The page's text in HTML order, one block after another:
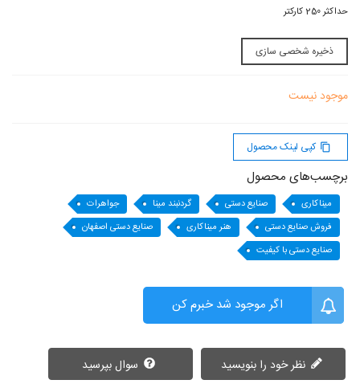
حداکثر 250 کارکتر
ذخیره شخصی سازی
موجود نیست
content_copy کپی لینک محصول
برچسب‌های محصول
میناکاری صنایع دستی گردنبند مینا
جواهرات
فروش صنایع دستی
هنر میناکاری
صنایع دستی اصفهان
صنایع دستی با کیفیت
اگر موجود شد خبرم کن
نظر خود را بنویسید